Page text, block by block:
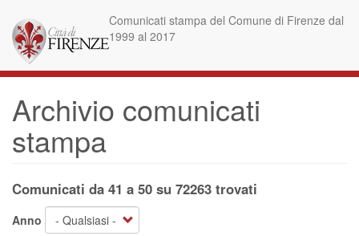
contenuto
principale
Comunicati stampa del Comune di Firenze dal
1999 al 2017
Archivio comunicati
stampa
Comunicati da 41 a 50 su 72263 trovati
Anno